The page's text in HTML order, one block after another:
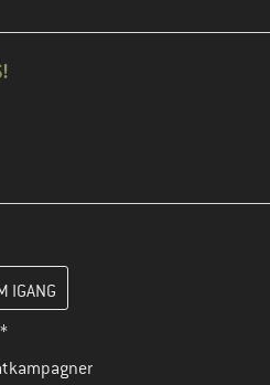
og opret i næste trin din